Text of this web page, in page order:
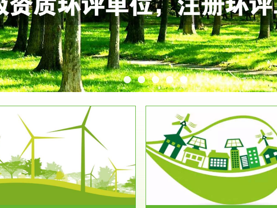
服务范围
环保竣工验收
根据《建设项目环境保护管理条例》第十七条 编
制环境影响报告书、...
服务范围
排污许可证
排污许可申报咨询：（排污许可证）根
人民共和国环境保护法》...